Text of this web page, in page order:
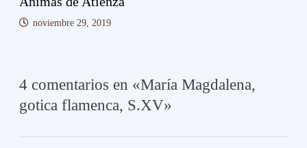
noviembre 29, 2019
4 comentarios en «María Magdalena,
gotica flamenca, S.XV»